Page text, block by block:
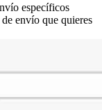
específicos
envío que quieres